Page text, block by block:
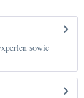
sowie